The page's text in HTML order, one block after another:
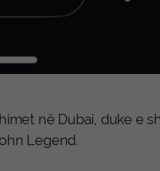
në Dubai, duke e
Legend.